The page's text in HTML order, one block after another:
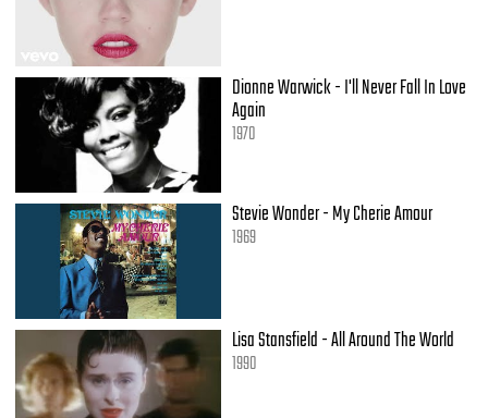
Dionne Warwick - I'll Never Fall In Love
Again
1970
Stevie Wonder - My Cherie Amour
1969
Lisa Stansfield - All Around The World
1990